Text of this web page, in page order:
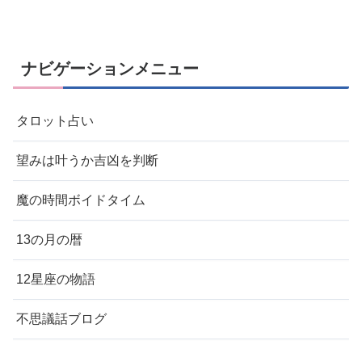
ナビゲーションメニュー
タロット占い
望みは叶うか吉凶を判断
魔の時間ボイドタイム
13の月の暦
12星座の物語
不思議話ブログ